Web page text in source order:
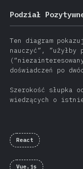
Podział
Ten diagram
nauczyć”, ”użyłby
doświadczeń po
Szerokość słupka
wiedzących o
React
Vue.js